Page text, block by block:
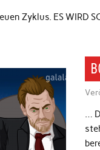
Zyklus. ES WIRD
…